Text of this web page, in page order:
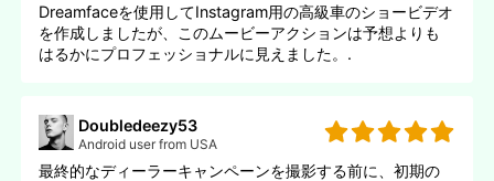
Dreamfaceを使用してInstagram用の高級車のショービデオ
を作成しましたが、このムービーアクションは予想よりも
はるかにプロフェッショナルに見えました。.
Doubledeezy53
Android user from USA
最終的なディーラーキャンペーンを撮影する前に、初期の